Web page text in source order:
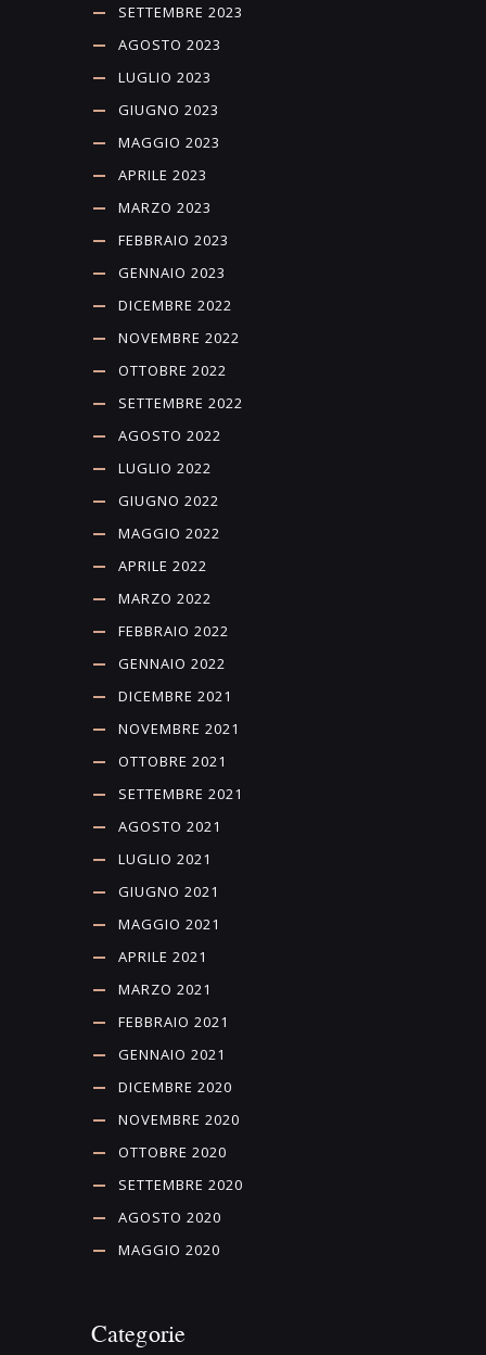
SETTEMBRE 2023
AGOSTO 2023
LUGLIO 2023
GIUGNO 2023
MAGGIO 2023
APRILE 2023
MARZO 2023
FEBBRAIO 2023
GENNAIO 2023
DICEMBRE 2022
NOVEMBRE 2022
OTTOBRE 2022
SETTEMBRE 2022
AGOSTO 2022
LUGLIO 2022
GIUGNO 2022
MAGGIO 2022
APRILE 2022
MARZO 2022
FEBBRAIO 2022
GENNAIO 2022
DICEMBRE 2021
NOVEMBRE 2021
OTTOBRE 2021
SETTEMBRE 2021
AGOSTO 2021
LUGLIO 2021
GIUGNO 2021
MAGGIO 2021
APRILE 2021
MARZO 2021
FEBBRAIO 2021
GENNAIO 2021
DICEMBRE 2020
NOVEMBRE 2020
OTTOBRE 2020
SETTEMBRE 2020
AGOSTO 2020
MAGGIO 2020
Categorie